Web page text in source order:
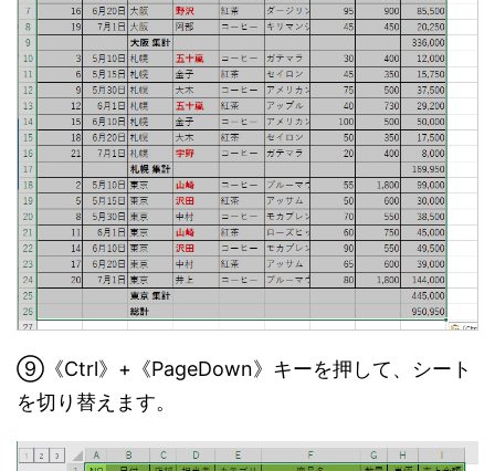
⑨《Ctrl》+《PageDown》キーを押して、シート
を切り替えます。